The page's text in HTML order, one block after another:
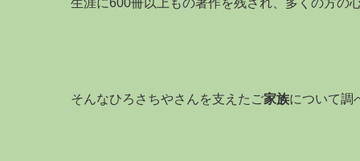
生涯に600冊以上もの著作を残され、多くの方の
そんなひろさちやさんを支えたご家族について調